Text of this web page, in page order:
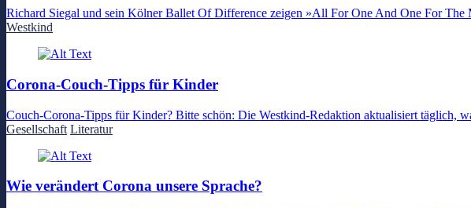
Richard Siegal und sein Kölner Ballet Of Difference zeigen »All For One And One For The
Westkind
Corona-Couch-Tipps für Kinder
Couch-Corona-Tipps für Kinder? Bitte schön: Die Westkind-Redaktion aktualisiert täglich,
Gesellschaft Literatur
Wie verändert Corona unsere Sprache?